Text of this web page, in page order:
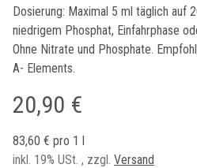
Dosierung: Maximal 5 ml täglich auf
niedrigem Phosphat, Einfahrphase
Ohne Nitrate und Phosphate.
A- Elements.
20,90 €
83,60 € pro 1 l
inkl. 19% USt. , zzgl. Versand